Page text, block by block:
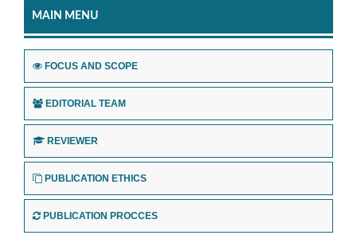
MAIN MENU
FOCUS AND SCOPE
EDITORIAL TEAM
REVIEWER
PUBLICATION ETHICS
PUBLICATION PROCCES